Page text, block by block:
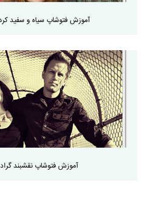
آموزش فتوشاپ سیاه و سفید
آموزش فتوشاپ نقشبند